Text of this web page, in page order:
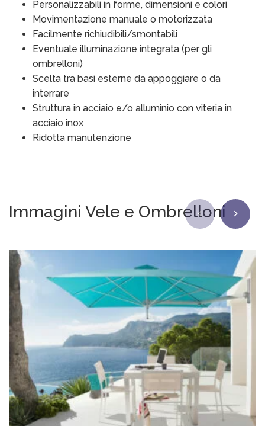
Personalizzabili in forme, dimensioni e colori
Movimentazione manuale o motorizzata
Facilmente richiudibili/smontabili
Eventuale illuminazione integrata (per gli
ombrelloni)
Scelta tra basi esterne da appoggiare o da
interrare
Struttura in acciaio e/o alluminio con viteria in
acciaio inox
Ridotta manutenzione
Immagini Vele e Ombrelloni